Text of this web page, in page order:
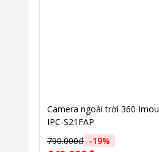
Camera ngoài trời 360 Imou
IPC-S21FAP
790.000đ -19%